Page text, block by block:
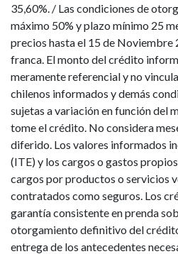
35,60%. / Las condiciones de
máximo 50% y plazo mínimo 25
precios hasta el 15 de Noviembre
franca. El monto del crédito
meramente referencial y no
chilenos informados y demás
sujetas a variación en función del
tome el crédito. No considera
diferido. Los valores informados
(ITE) y los cargos o gastos
cargos por productos o servicios
contratados como seguros. Los
garantía consistente en prenda
otorgamiento definitivo del
entrega de los antecedentes